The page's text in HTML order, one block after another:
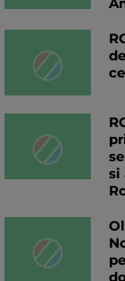
si